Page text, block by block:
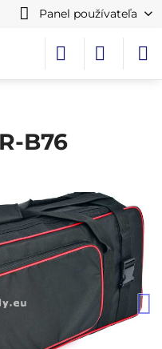
Panel používateľa
B76